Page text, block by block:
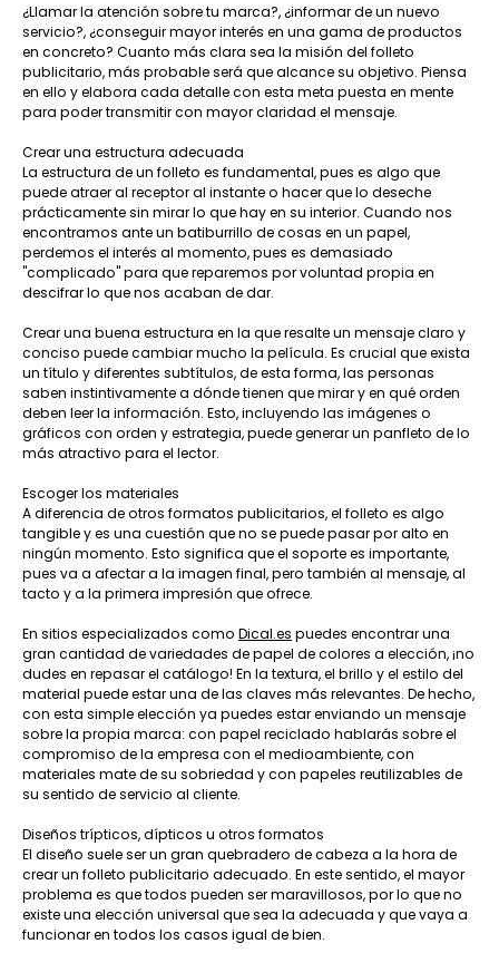
¿Llamar la atención sobre tu marca?, ¿informar de un nuevo
servicio?, ¿conseguir mayor interés en una gama de productos
en concreto? Cuanto más clara sea la misión del folleto
publicitario, más probable será que alcance su objetivo. Piensa
en ello y elabora cada detalle con esta meta puesta en mente
para poder transmitir con mayor claridad el mensaje.
Crear una estructura adecuada
La estructura de un folleto es fundamental, pues es algo que
puede atraer al receptor al instante o hacer que lo deseche
prácticamente sin mirar lo que hay en su interior. Cuando nos
encontramos ante un batiburrillo de cosas en un papel,
perdemos el interés al momento, pues es demasiado
"complicado" para que reparemos por voluntad propia en
descifrar lo que nos acaban de dar.
Crear una buena estructura en la que resalte un mensaje claro y
conciso puede cambiar mucho la película. Es crucial que exista
un título y diferentes subtítulos, de esta forma, las personas
saben instintivamente a dónde tienen que mirar y en qué orden
deben leer la información. Esto, incluyendo las imágenes o
gráficos con orden y estrategia, puede generar un panfleto de lo
más atractivo para el lector.
Escoger los materiales
A diferencia de otros formatos publicitarios, el folleto es algo
tangible y es una cuestión que no se puede pasar por alto en
ningún momento. Esto significa que el soporte es importante,
pues va a afectar a la imagen final, pero también al mensaje, al
tacto y a la primera impresión que ofrece.
En sitios especializados como Dical.es puedes encontrar una
gran cantidad de variedades de papel de colores a elección, ¡no
dudes en repasar el catálogo! En la textura, el brillo y el estilo del
material puede estar una de las claves más relevantes. De hecho,
con esta simple elección ya puedes estar enviando un mensaje
sobre la propia marca: con papel reciclado hablarás sobre el
compromiso de la empresa con el medioambiente, con
materiales mate de su sobriedad y con papeles reutilizables de
su sentido de servicio al cliente.
Diseños trípticos, dípticos u otros formatos
El diseño suele ser un gran quebradero de cabeza a la hora de
crear un folleto publicitario adecuado. En este sentido, el mayor
problema es que todos pueden ser maravillosos, por lo que no
existe una elección universal que sea la adecuada y que vaya a
funcionar en todos los casos igual de bien.